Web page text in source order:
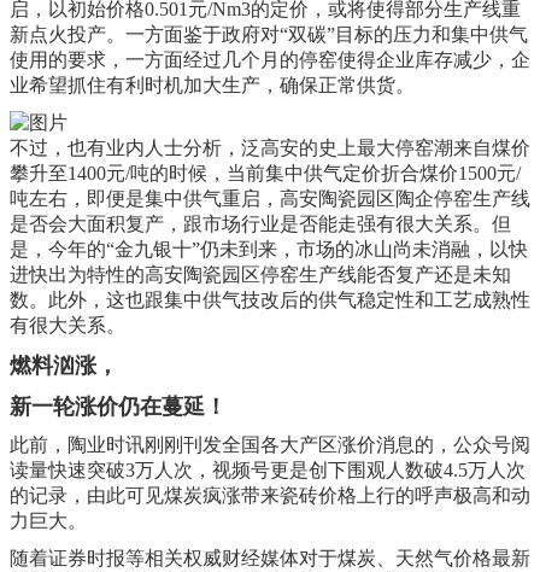
启，以初始价格0.501元/Nm3的定价，或将使得部分生产线重
新点火投产。一方面鉴于政府对“双碳”目标的压力和集中供气
使用的要求，一方面经过几个月的停窑使得企业库存减少，企
业希望抓住有利时机加大生产，确保正常供货。
不过，也有业内人士分析，泛高安的史上最大停窑潮来自煤价
攀升至1400元/吨的时候，当前集中供气定价折合煤价1500元/
吨左右，即便是集中供气重启，高安陶瓷园区陶企停窑生产线
是否会大面积复产，跟市场行业是否能走强有很大关系。但
是，今年的“金九银十”仍未到来，市场的冰山尚未消融，以快
进快出为特性的高安陶瓷园区停窑生产线能否复产还是未知
数。此外，这也跟集中供气技改后的供气稳定性和工艺成熟性
有很大关系。
燃料汹涨，
新一轮涨价仍在蔓延！
此前，陶业时讯刚刚刊发全国各大产区涨价消息的，公众号阅
读量快速突破3万人次，视频号更是创下围观人数破4.5万人次
的记录，由此可见煤炭疯涨带来瓷砖价格上行的呼声极高和动
力巨大。
随着证券时报等相关权威财经媒体对于煤炭、天然气价格最新